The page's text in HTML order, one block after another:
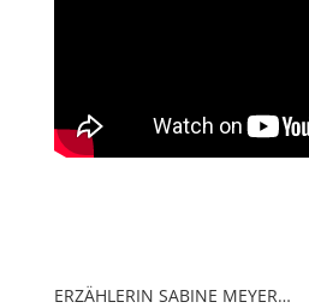
ERZÄHLERIN SABINE MEYER…